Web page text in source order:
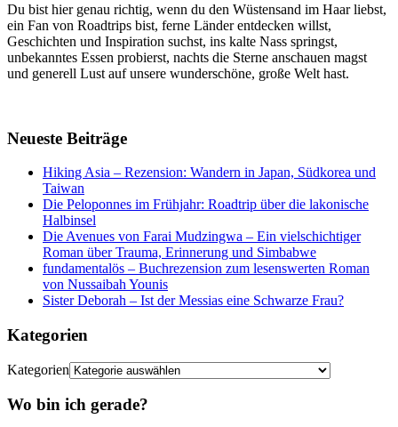
Du bist hier genau richtig, wenn du den Wüstensand im Haar liebst,
ein Fan von Roadtrips bist, ferne Länder entdecken willst,
Geschichten und Inspiration suchst, ins kalte Nass springst,
unbekanntes Essen probierst, nachts die Sterne anschauen magst
und generell Lust auf unsere wunderschöne, große Welt hast.
Neueste Beiträge
Hiking Asia – Rezension: Wandern in Japan, Südkorea und
Taiwan
Die Peloponnes im Frühjahr: Roadtrip über die lakonische
Halbinsel
Die Avenues von Farai Mudzingwa – Ein vielschichtiger
Roman über Trauma, Erinnerung und Simbabwe
fundamentalös – Buchrezension zum lesenswerten Roman
von Nussaibah Younis
Sister Deborah – Ist der Messias eine Schwarze Frau?
Kategorien
Kategorien
Wo bin ich gerade?